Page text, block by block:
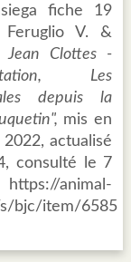
fiche 19
V. &
Jean Clottes -
Les
depuis la
mis en
actualisé
consulté le 7
animal-
bjc/item/6585